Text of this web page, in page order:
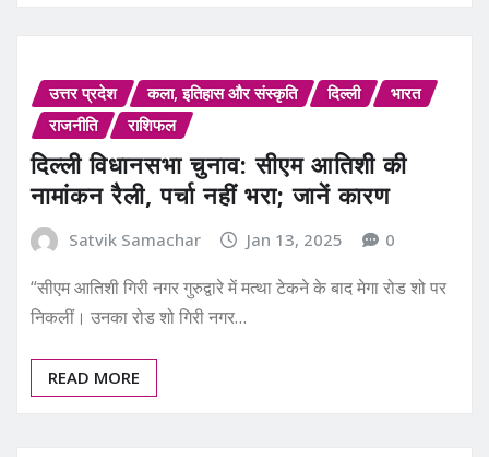
उत्तर प्रदेश कला, इतिहास और संस्कृति दिल्ली
भारत
राजनीति
राशिफल
दिल्ली विधानसभा चुनाव: सीएम आतिशी की
नामांकन रैली, पर्चा नहीं भरा; जानें कारण
Satvik Samachar Jan 13, 2025 0
“सीएम आतिशी गिरी नगर गुरुद्वारे में मत्था टेकने के बाद मेगा रोड शो पर
निकलीं। उनका रोड शो गिरी नगर…
READ MORE